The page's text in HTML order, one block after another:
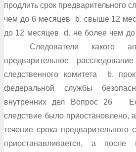
продлить срок предварительного
чем до 6 месяцев b. свыше 12
до 12 месяцев d. не более чем
Следователи какого
предварительное
следственного комитета b.
федеральной службы
внутренних дел Вопрос 26
следствие было приостановлено,
течение срока
приостанавливается, а после